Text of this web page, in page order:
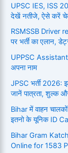
UPSC IES, ISS
देखें नतीजे, ऐसे करें
RSMSSB Driver
पर भर्ती का एलान,
UPPSC
अपना नाम
JPSC भर्ती 2026:
जानें पात्रता, शुल्क
Bihar में वाहन
इतनो के यूनिक ID
Bihar Gram
Online for 1583